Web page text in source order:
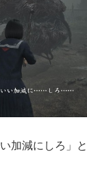
加減にしろ」と